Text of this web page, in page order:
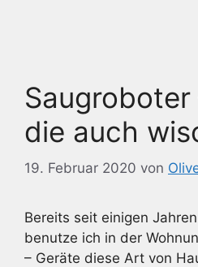
die auch
19. Februar 2020 von
Bereits seit einigen
benutze ich in der
– Geräte diese Art von